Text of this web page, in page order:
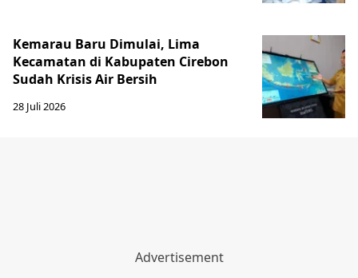
Kemarau Baru Dimulai, Lima
Kecamatan di Kabupaten Cirebon
Sudah Krisis Air Bersih
28 Juli 2026